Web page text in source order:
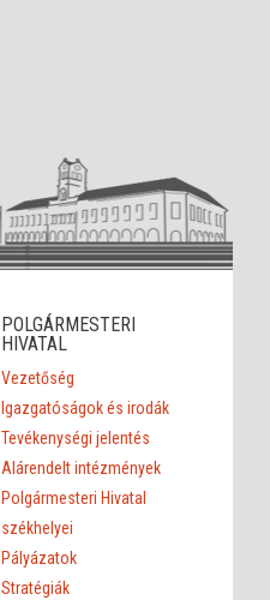
POLGÁRMESTERI
HIVATAL
Vezetőség
Igazgatóságok és irodák
Tevékenységi jelentés
Alárendelt intézmények
Polgármesteri Hivatal
székhelyei
Pályázatok
Stratégiák